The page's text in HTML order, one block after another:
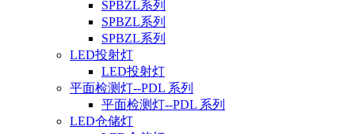
SPBZL系列
SPBZL系列
SPBZL系列
LED投射灯
LED投射灯
平面检测灯--PDL 系列
平面检测灯--PDL 系列
LED仓储灯